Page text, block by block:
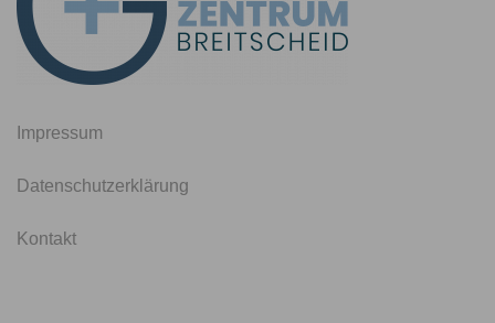
Impressum
Datenschutzerklärung
Kontakt